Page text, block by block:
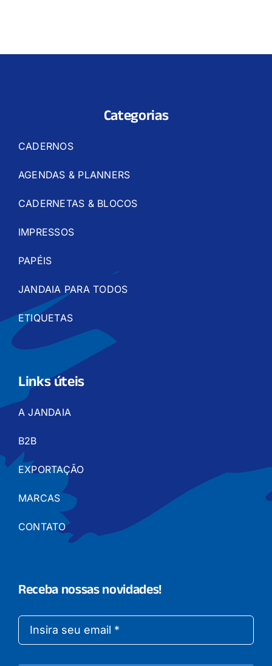
Categorias
CADERNOS
AGENDAS & PLANNERS
CADERNETAS & BLOCOS
IMPRESSOS
PAPÉIS
JANDAIA PARA TODOS
ETIQUETAS
Links úteis
A JANDAIA
B2B
EXPORTAÇÃO
MARCAS
CONTATO
Receba nossas novidades!